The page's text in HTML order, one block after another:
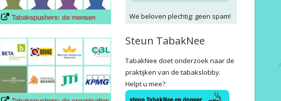
We beloven plechtig: geen spam!
Steun TabakNee
TabakNee doet onderzoek naar de
praktijken van de tabakslobby.
Helpt u mee?